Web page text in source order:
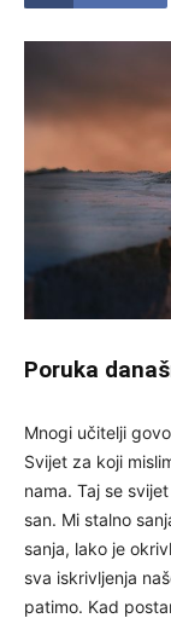
Poruka
Mnogi učitelji
Svijet za koji
nama. Taj se
san. Mi stalno
sanja, lako je
sva iskrivljenja
patimo. Kad